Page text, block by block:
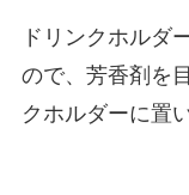
ドリンクホルダ
ので、芳香剤を
クホルダーに置